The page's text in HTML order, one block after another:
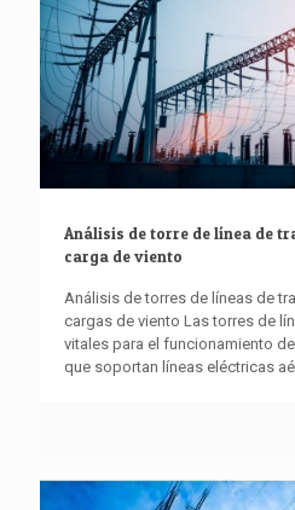
Análisis de torre de línea de
carga de viento
Análisis de torres de líneas de
cargas de viento Las torres de
vitales para el funcionamiento
que soportan líneas eléctricas